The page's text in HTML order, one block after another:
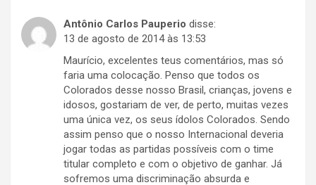
Antônio Carlos Pauperio disse:
13 de agosto de 2014 às 13:53
Maurício, excelentes teus comentários, mas só
faria uma colocação. Penso que todos os
Colorados desse nosso Brasil, crianças, jovens e
idosos, gostariam de ver, de perto, muitas vezes
uma única vez, os seus ídolos Colorados. Sendo
assim penso que o nosso Internacional deveria
jogar todas as partidas possíveis com o time
titular completo e com o objetivo de ganhar. Já
sofremos uma discriminação absurda e